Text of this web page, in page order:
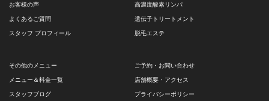
お客様の声
よくあるご質問
スタッフ プロフィール
高濃度酸素リンパ
遺伝子トリートメント
脱毛エステ
その他のメニュー
メニュー＆料金一覧
スタッフブログ
ご予約・お問い合わせ
店舗概要・アクセス
プライバシーポリシー